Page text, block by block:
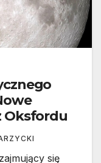
Oksfordu
się